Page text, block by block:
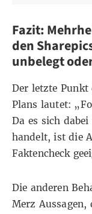
Fazit:
den
unbelegt
Der letzte Punkt
Plans lautet:
Da es sich
handelt, ist die
Faktencheck
Die anderen
Merz